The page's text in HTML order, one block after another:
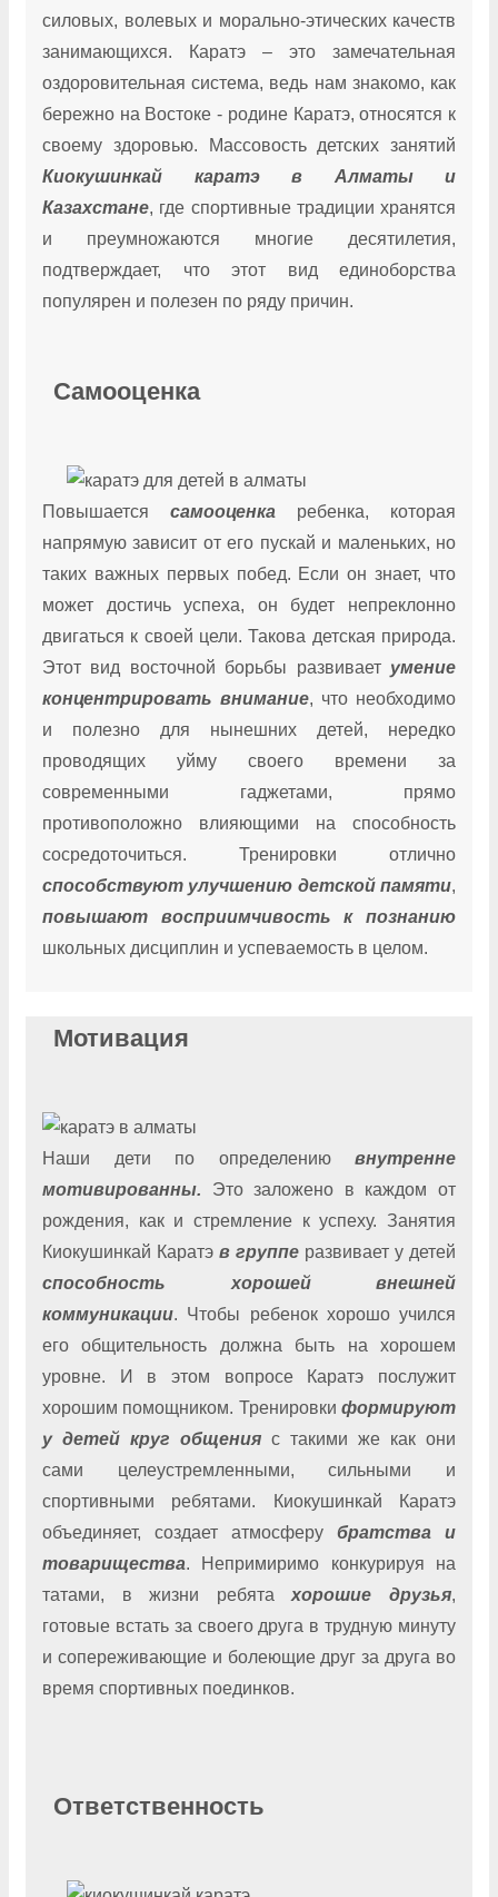
силовых, волевых и морально-этических качеств
занимающихся. Каратэ – это замечательная
оздоровительная система, ведь нам знакомо, как
бережно на Востоке - родине Каратэ, относятся к
своему здоровью. Массовость детских занятий
Киокушинкай каратэ в Алматы и
Казахстане, где спортивные традиции хранятся
и преумножаются многие десятилетия,
подтверждает, что этот вид единоборства
популярен и полезен по ряду причин.
Самооценка
Повышается самооценка ребенка, которая
напрямую зависит от его пускай и маленьких, но
таких важных первых побед. Если он знает, что
может достичь успеха, он будет непреклонно
двигаться к своей цели. Такова детская природа.
Этот вид восточной борьбы развивает умение
концентрировать внимание, что необходимо
и полезно для нынешних детей, нередко
проводящих уйму своего времени за
современными гаджетами, прямо
противоположно влияющими на способность
сосредоточиться. Тренировки отлично
способствуют улучшению детской памяти,
повышают восприимчивость к познанию
школьных дисциплин и успеваемость в целом.
Мотивация
Наши дети по определению внутренне
мотивированны. Это заложено в каждом от
рождения, как и стремление к успеху. Занятия
Киокушинкай Каратэ в группе развивает у детей
способность хорошей внешней
коммуникации. Чтобы ребенок хорошо учился
его общительность должна быть на хорошем
уровне. И в этом вопросе Каратэ послужит
хорошим помощником. Тренировки формируют
у детей круг общения с такими же как они
сами целеустремленными, сильными и
спортивными ребятами. Киокушинкай Каратэ
объединяет, создает атмосферу братства и
товарищества. Непримиримо конкурируя на
татами, в жизни ребятахорошие друзья,
готовые встать за своего друга в трудную минуту
и сопереживающие и болеющие друг за друга во
время спортивных поединков.
Ответственность